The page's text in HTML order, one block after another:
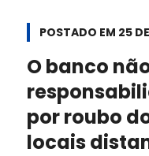
POSTADO EM 25
O banco
por roubo
locais